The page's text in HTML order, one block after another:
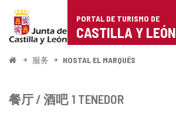
Portal
de
Turismo
Castilla
PORTAL DE TURISMO DE
CASTILLA Y LEÓN
开
服务 HOSTAL EL MARQUÉS
餐厅 / 酒吧 1 TENEDOR